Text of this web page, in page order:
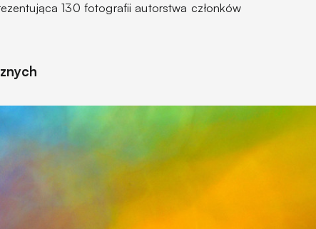
130 fotografii autorstwa członków